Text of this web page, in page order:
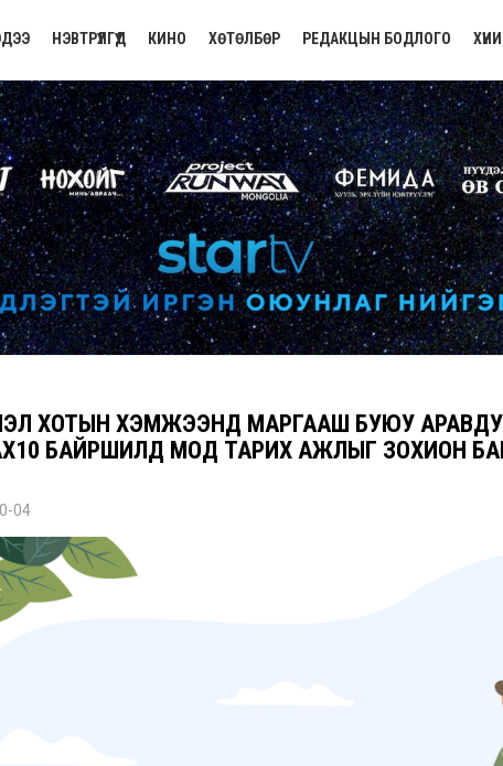
НЭВТРҮҮЛГҮҮД КИНО ХӨТӨЛБӨР РЕДАКЦЫН БОДЛОГО
ХОТЫН ХЭМЖЭЭНД МАРГААШ БУЮУ
БАЙРШИЛД МОД ТАРИХ АЖЛЫГ ЗОХИОН
04